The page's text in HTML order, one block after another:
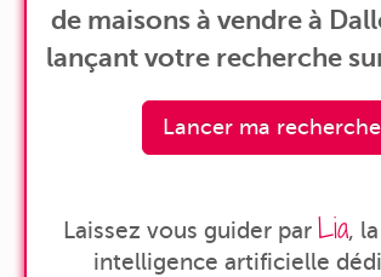
de maisons à vendre à
lançant votre recherche
Lancer ma recherche
Laissez vous guider par Lia,
intelligence artificielle